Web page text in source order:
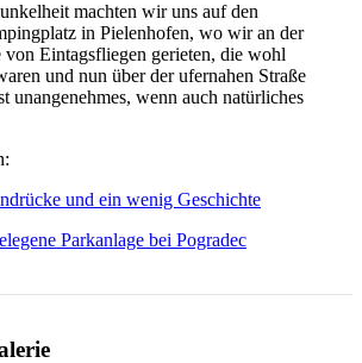
machten wir uns auf den
in Pielenhofen, wo wir an der
Eintagsfliegen gerieten, die wohl
und nun über der ufernahen Straße
unangenehmes, wenn auch natürliches
und ein wenig Geschichte
Parkanlage bei Pogradec